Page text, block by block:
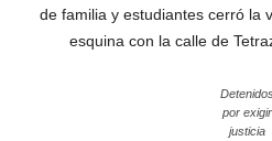
de familia y estudiantes cerró la
esquina con la calle de
por exigir
justicia